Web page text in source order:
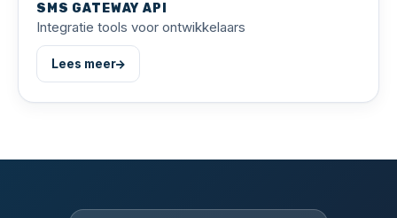
SMS GATEWAY API
Integratie tools voor ontwikkelaars
Lees meer